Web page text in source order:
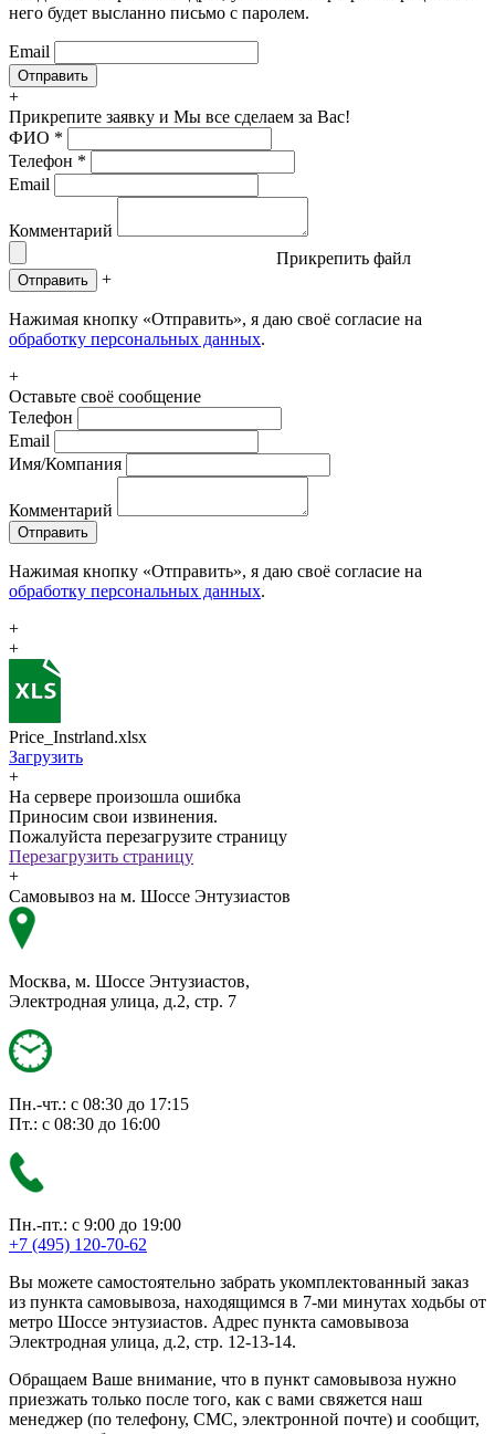
него будет высланно письмо с паролем.
Email
+
Прикрепите заявку и Мы все сделаем за Вас!
ФИО *
Телефон *
Email
Комментарий
Прикрепить файл
Отправить +
Нажимая кнопку «Отправить», я даю своё согласие на
обработку персональных данных.
+
Оставьте своё сообщение
Телефон
Email
Имя/Компания
Комментарий
Отправить
Нажимая кнопку «Отправить», я даю своё согласие на
обработку персональных данных.
+
+
Price_Instrland.xlsx
Загрузить
+
На сервере произошла ошибка
Приносим свои извинения.
Пожалуйста перезагрузите страницу
Перезагрузить страницу
+
Самовывоз на м. Шоссе Энтузиастов
Москва, м. Шоссе Энтузиастов,
Электродная улица, д.2, стр. 7
Пн.-чт.: с 08:30 до 17:15
Пт.: с 08:30 до 16:00
Пн.-пт.: с 9:00 до 19:00
+7 (495) 120-70-62
Вы можете самостоятельно забрать укомплектованный заказ
из пункта самовывоза, находящимся в 7-ми минутах ходьбы от
метро Шоссе энтузиастов. Адрес пункта самовывоза
Электродная улица, д.2, стр. 12-13-14.
Обращаем Ваше внимание, что в пункт самовывоза нужно
приезжать только после того, как с вами свяжется наш
менеджер (по телефону, СМС, электронной почте) и сообщит,